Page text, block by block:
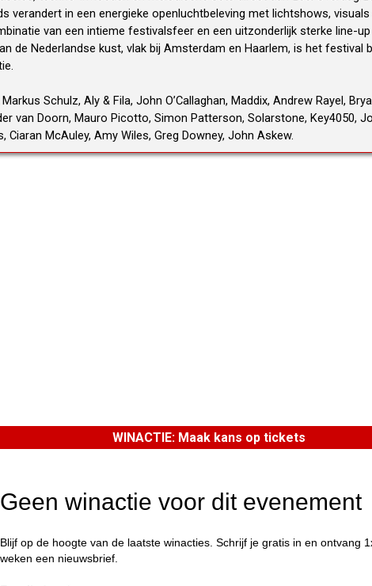
verandert in een energieke openluchtbeleving met lichtshows,
van een intieme festivalsfeer en een uitzonderlijk sterke line-
de Nederlandse kust, vlak bij Amsterdam en Haarlem, is het
Schulz, Aly & Fila, John O’Callaghan, Maddix, Andrew Rayel,
van Doorn, Mauro Picotto, Simon Patterson, Solarstone, Key4050,
Ciaran McAuley, Amy Wiles, Greg Downey, John Askew.
WINACTIE: Maak kans op tickets